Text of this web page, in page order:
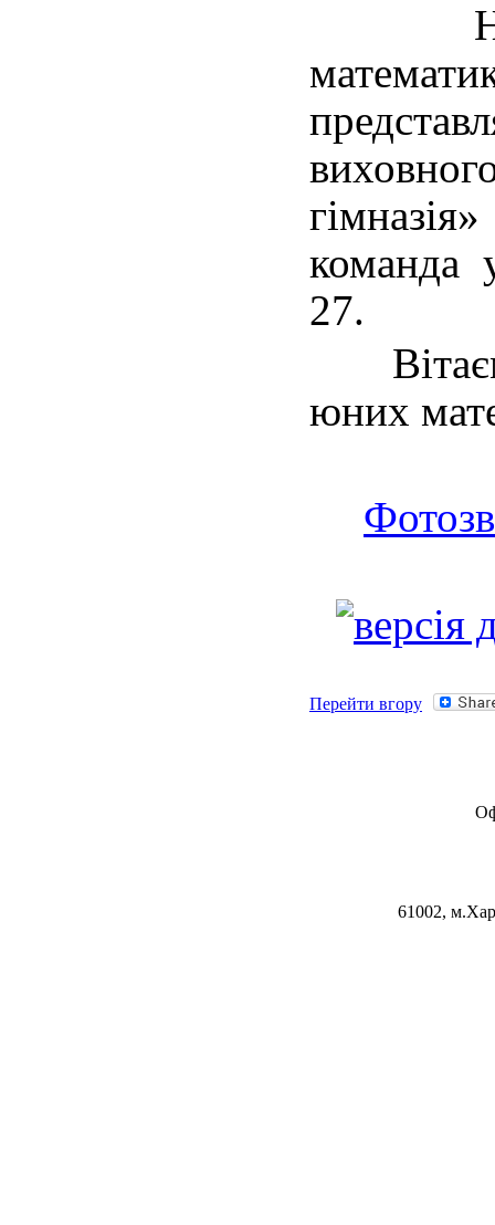
На
команда
27.
юних
Перейти вгору
61002,